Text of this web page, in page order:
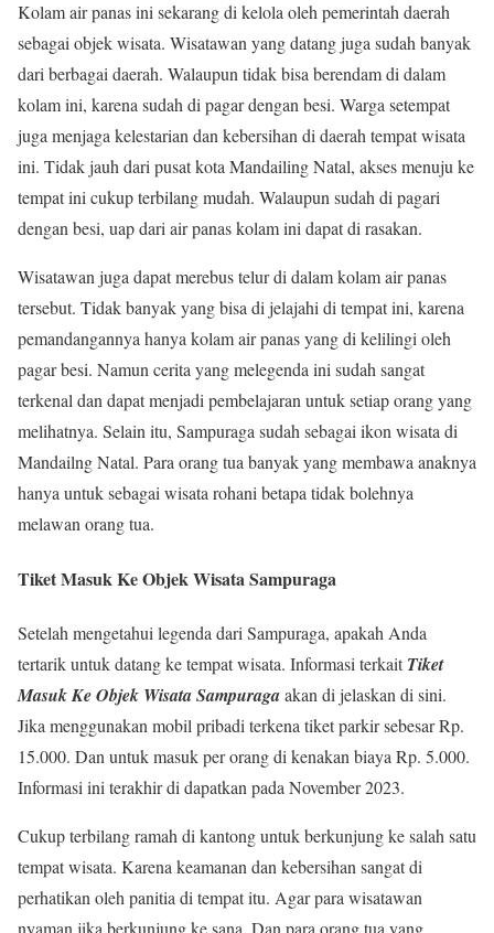
Kolam air panas ini sekarang di kelola oleh pemerintah daerah
sebagai objek wisata. Wisatawan yang datang juga sudah banyak
dari berbagai daerah. Walaupun tidak bisa berendam di dalam
kolam ini, karena sudah di pagar dengan besi. Warga setempat
juga menjaga kelestarian dan kebersihan di daerah tempat wisata
ini. Tidak jauh dari pusat kota Mandailing Natal, akses menuju ke
tempat ini cukup terbilang mudah. Walaupun sudah di pagari
dengan besi, uap dari air panas kolam ini dapat di rasakan.
Wisatawan juga dapat merebus telur di dalam kolam air panas
tersebut. Tidak banyak yang bisa di jelajahi di tempat ini, karena
pemandangannya hanya kolam air panas yang di kelilingi oleh
pagar besi. Namun cerita yang melegenda ini sudah sangat
terkenal dan dapat menjadi pembelajaran untuk setiap orang yang
melihatnya. Selain itu, Sampuraga sudah sebagai ikon wisata di
Mandailng Natal. Para orang tua banyak yang membawa anaknya
hanya untuk sebagai wisata rohani betapa tidak bolehnya
melawan orang tua.
Tiket Masuk Ke Objek Wisata Sampuraga
Setelah mengetahui legenda dari Sampuraga, apakah Anda
tertarik untuk datang ke tempat wisata. Informasi terkaitTiket
Masuk Ke Objek Wisata Sampuragaakan di jelaskan di sini.
Jika menggunakan mobil pribadi terkena tiket parkir sebesar Rp.
15.000. Dan untuk masuk per orang di kenakan biaya Rp. 5.000.
Informasi ini terakhir di dapatkan pada November 2023.
Cukup terbilang ramah di kantong untuk berkunjung ke salah satu
tempat wisata. Karena keamanan dan kebersihan sangat di
perhatikan oleh panitia di tempat itu. Agar para wisatawan
nyaman jika berkunjung ke sana. Dan para orang tua yang